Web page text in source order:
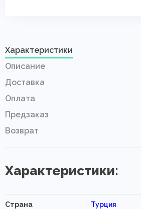
Характеристики
Описание
Доставка
Оплата
Предзаказ
Возврат
Характеристики:
Страна Турция